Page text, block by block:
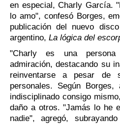
en especial, Charly García.
lo amo", confesó Borges,
publicación del nuevo
argentino, La lógica del
"Charly es una
admiración, destacando su
reinventarse a pesar de
personales. Según
indisciplinado consigo
daño a otros. "Jamás lo he
nadie", agregó,